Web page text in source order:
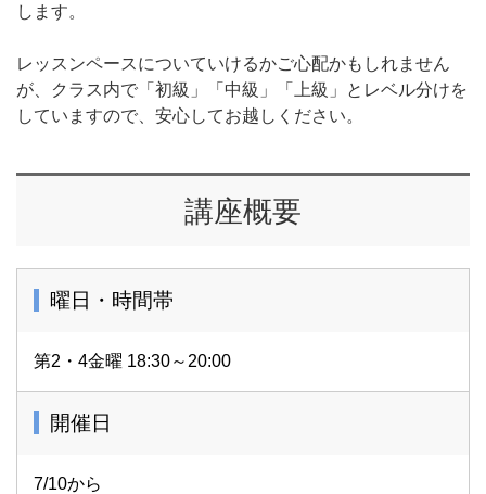
します。
レッスンペースについていけるかご心配かもしれません
が、クラス内で「初級」「中級」「上級」とレベル分けを
していますので、安心してお越しください。
講座概要
曜日・時間帯
第2・4金曜 18:30～20:00
開催日
7/10から